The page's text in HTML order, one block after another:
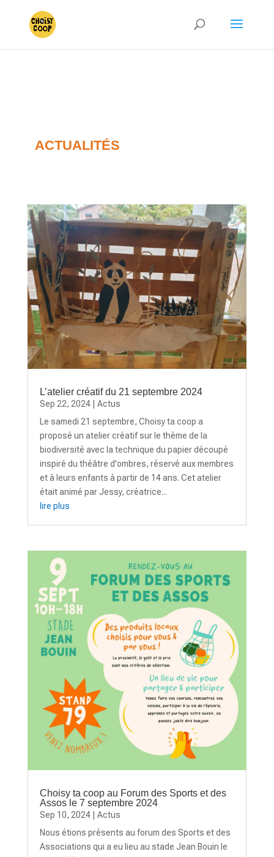
ACTUALITÉS
L’atelier créatif du 21 septembre 2024
Sep 22, 2024| Actus
Le samedi 21 septembre, Choisy ta coop a
proposé un atelier créatif sur le thème de la
biodiversité avec la technique du papier découpé
inspiré du théâtre d'ombres, réservé aux membres
et à leurs enfants à partir de 14 ans. Cet atelier
était animé par Jessy, créatrice...
lire plus
Choisy ta coop au Forum des Sports et des
Assos le 7 septembre 2024
Sep 10, 2024| Actus
Nous étions présents au forum des Sports et des
Associations qui a eu lieu au stade Jean Bouin le